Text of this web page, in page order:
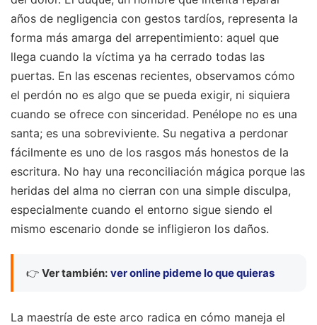
años de negligencia con gestos tardíos, representa la
forma más amarga del arrepentimiento: aquel que
llega cuando la víctima ya ha cerrado todas las
puertas. En las escenas recientes, observamos cómo
el perdón no es algo que se pueda exigir, ni siquiera
cuando se ofrece con sinceridad. Penélope no es una
santa; es una sobreviviente. Su negativa a perdonar
fácilmente es uno de los rasgos más honestos de la
escritura. No hay una reconciliación mágica porque las
heridas del alma no cierran con una simple disculpa,
especialmente cuando el entorno sigue siendo el
mismo escenario donde se infligieron los daños.
👉 Ver también: ver online pideme lo que quieras
La maestría de este arco radica en cómo maneja el